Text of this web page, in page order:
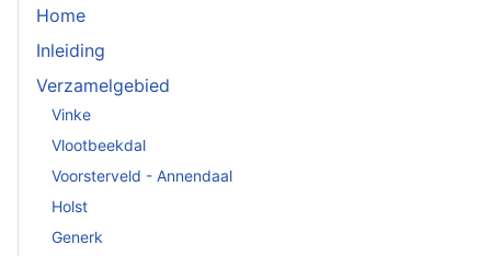
Home
Inleiding
Verzamelgebied
Vinke
Vlootbeekdal
Voorsterveld - Annendaal
Holst
Generk